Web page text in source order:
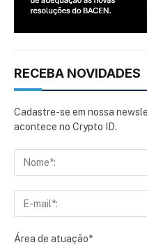
RECEBA NOVIDADES
Cadastre-se em nossa
acontece no Crypto ID.
Área de atuação*